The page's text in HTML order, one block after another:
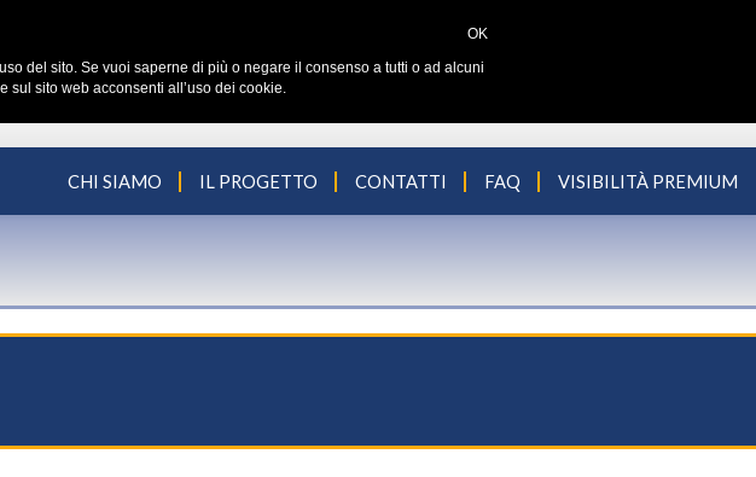
CHI SIAMO IL PROGETTO CONTATTI FAQ VISIBILITÀ PREMIUM
OK
del sito. Se vuoi saperne di più o negare il consenso a tutti o ad alcuni
sul sito web acconsenti all’uso dei cookie.